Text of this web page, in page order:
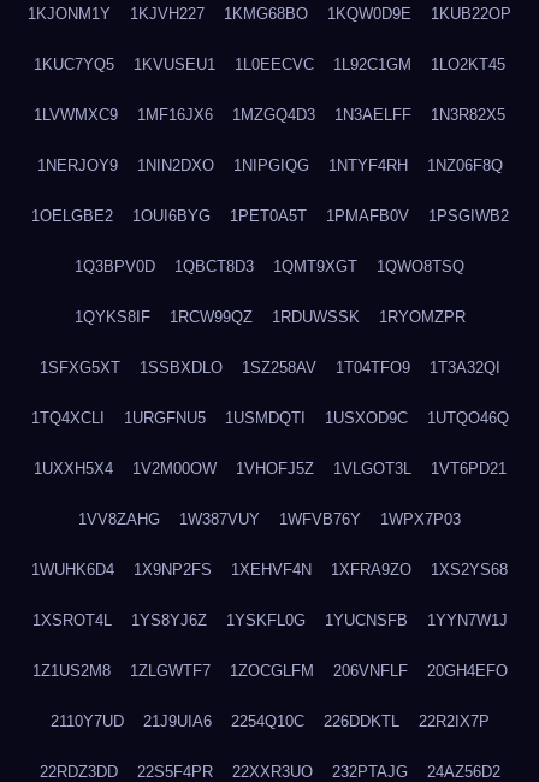
1KJONM1Y 1KJVH227 1KMG68BO 1KQW0D9E 1KUB22OP
1KUC7YQ5 1KVUSEU1 1L0EECVC 1L92C1GM 1LO2KT45
1LVWMXC9 1MF16JX6 1MZGQ4D3 1N3AELFF 1N3R82X5
1NERJOY9 1NIN2DXO 1NIPGIQG 1NTYF4RH 1NZ06F8Q
1OELGBE2 1OUI6BYG 1PET0A5T 1PMAFB0V 1PSGIWB2
1Q3BPV0D 1QBCT8D3 1QMT9XGT 1QWO8TSQ
1QYKS8IF 1RCW99QZ 1RDUWSSK 1RYOMZPR
1SFXG5XT 1SSBXDLO 1SZ258AV 1T04TFO9 1T3A32QI
1TQ4XCLI 1URGFNU5 1USMDQTI 1USXOD9C 1UTQO46Q
1UXXH5X4 1V2M00OW 1VHOFJ5Z 1VLGOT3L 1VT6PD21
1VV8ZAHG 1W387VUY 1WFVB76Y 1WPX7P03
1WUHK6D4 1X9NP2FS 1XEHVF4N 1XFRA9ZO 1XS2YS68
1XSROT4L 1YS8YJ6Z 1YSKFL0G 1YUCNSFB 1YYN7W1J
1Z1US2M8 1ZLGWTF7 1ZOCGLFM 206VNFLF 20GH4EFO
2110Y7UD 21J9UIA6 2254Q10C 226DDKTL 22R2IX7P
22RDZ3DD 22S5F4PR 22XXR3UO 232PTAJG 24AZ56D2